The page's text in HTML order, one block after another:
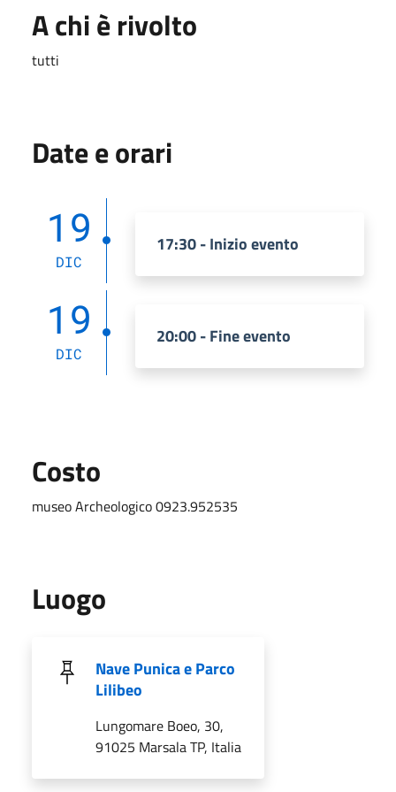
A chi è rivolto
tutti
Date e orari
19
DIC
17:30 - Inizio evento
19
DIC
20:00 - Fine evento
Costo
museo Archeologico 0923.952535
Luogo
Nave Punica e Parco
Lilibeo
Lungomare Boeo, 30,
91025 Marsala TP, Italia